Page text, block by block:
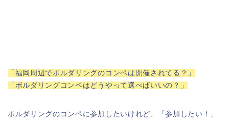
「福岡周辺でボルダリングのコンペは開催されてる？」
「ボルダリングコンペはどうやって選べばいいの？」
ボルダリングのコンペに参加したいけれど、「参加したい！」